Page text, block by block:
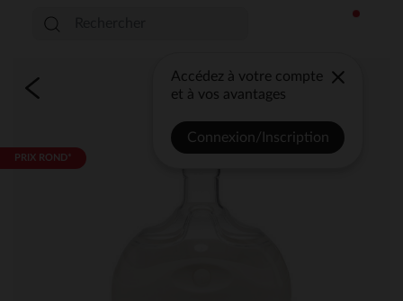
Accédez à votre compte
et à vos avantages
Connexion/Inscription
PRIX ROND*